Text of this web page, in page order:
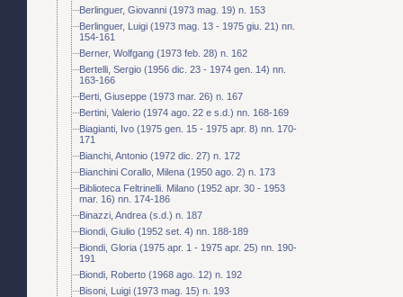
Berlinguer, Giovanni (1973 mag. 19) n. 153
Berlinguer, Luigi (1973 mag. 13 - 1975 giu. 21) nn.
154-161
Berner, Wolfgang (1973 feb. 28) n. 162
Bertelli, Sergio (1956 dic. 23 - 1974 gen. 14) nn.
163-166
Berti, Giuseppe (1973 mar. 26) n. 167
Bertini, Valerio (1974 ago. 22 e s.d.) nn. 168-169
Biagianti, Ivo (1975 gen. 15 - 1975 apr. 8) nn. 170-
171
Bianchi, Antonio (1972 dic. 27) n. 172
Bianchini Corallo, Milena (1950 ago. 2) n. 173
Biblioteca Feltrinelli. Milano (1952 apr. 30 - 1953
mar. 16) nn. 174-186
Binazzi, Andrea (s.d.) n. 187
Biondi, Giulio (1952 set. 4) nn. 188-189
Biondi, Gloria (1975 apr. 1 - 1975 apr. 25) nn. 190-
191
Biondi, Roberto (1968 ago. 12) n. 192
Bisoni, Luigi (1973 mag. 15) n. 193